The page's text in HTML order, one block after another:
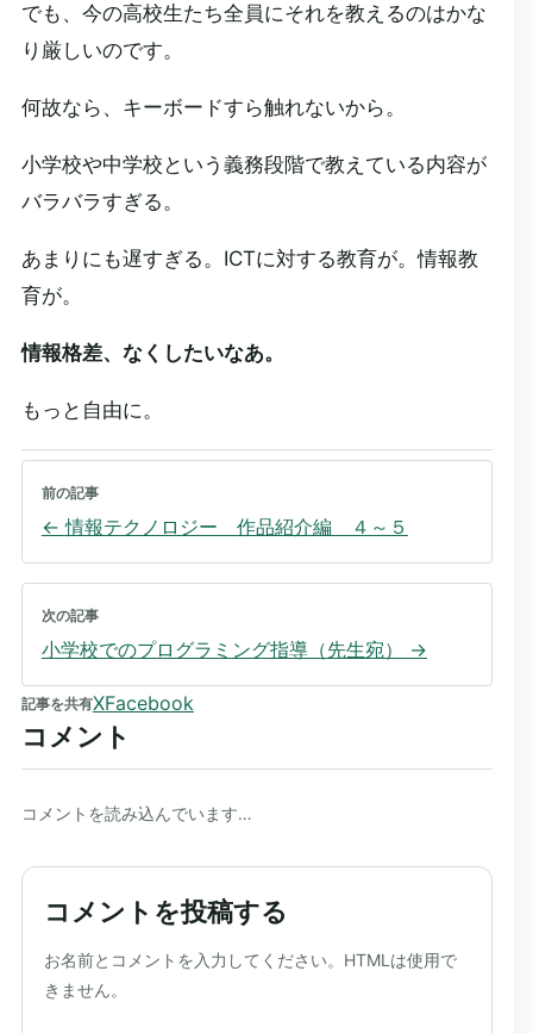
でも、今の高校生たち全員にそれを教えるのはかな
り厳しいのです。
何故なら、キーボードすら触れないから。
小学校や中学校という義務段階で教えている内容が
バラバラすぎる。
あまりにも遅すぎる。ICTに対する教育が。情報教
育が。
情報格差、なくしたいなあ。
もっと自由に。
前の記事
←情報テクノロジー 作品紹介編 ４～５
次の記事
小学校でのプログラミング指導（先生宛） →
記事を共有XFacebook
コメント
コメントを読み込んでいます…
コメントを投稿する
お名前とコメントを入力してください。HTMLは使用で
きません。
ウェブサイト